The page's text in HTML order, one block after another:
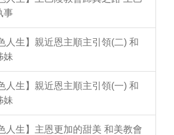
事
人生】親近恩主順主引領(二) 和
妹
人生】親近恩主順主引領(一) 和
妹
人生】主恩更加的甜美 和美教會